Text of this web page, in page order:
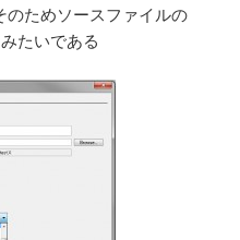
のためソースファイルの
たいである